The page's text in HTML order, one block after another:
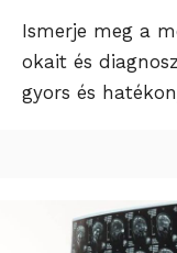
Ismerje meg a
okait és
gyors és